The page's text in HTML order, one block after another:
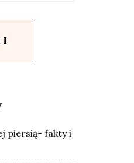
piersią- fakty i